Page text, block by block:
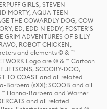
GIRLS, STEVEN
MORTY, AQUA TEEN
THE COWARDLY DOG, COW
ED, EDD N EDDY, FOSTER'S
GRIM ADVENTURES OF BILLY
ROBOT CHICKEN,
and elements © & ™
Logo are © & ™ Cartoon
JETSONS, SCOOBY-DOO,
TO COAST and all related
(sXX); SCOOB and all
Hanna-Barbera and Warner
and all related